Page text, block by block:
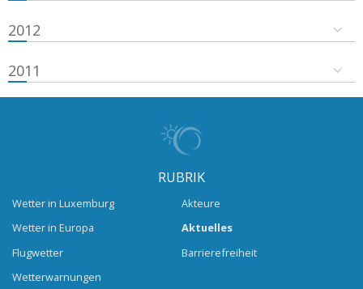
2012
2011
RUBRIK
Wetter in Luxemburg
Wetter in Europa
Flugwetter
Wetterwarnungen
Akteure
Aktuelles
Barrierefreiheit